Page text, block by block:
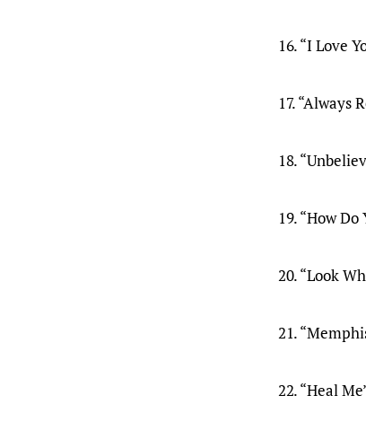
16. “I Love
17. “Always
18.
19. “How
20. “Look
21.
22. “Heal